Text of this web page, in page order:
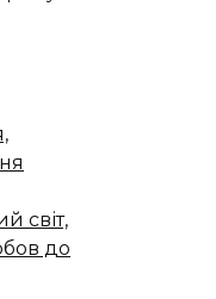
світ,
до